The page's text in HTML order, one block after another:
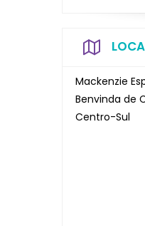
Mackenzie
Benvinda de
Centro-Sul